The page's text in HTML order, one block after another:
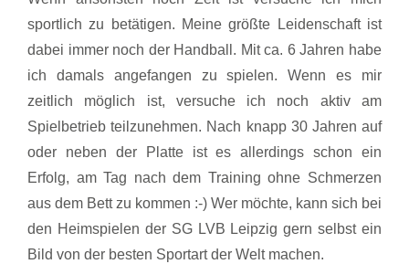
sportlich zu betätigen. Meine größte Leidenschaft ist
dabei immer noch der Handball. Mit ca. 6 Jahren habe
ich damals angefangen zu spielen. Wenn es mir
zeitlich möglich ist, versuche ich noch aktiv am
Spielbetrieb teilzunehmen. Nach knapp 30 Jahren auf
oder neben der Platte ist es allerdings schon ein
Erfolg, am Tag nach dem Training ohne Schmerzen
aus dem Bett zu kommen :-) Wer möchte, kann sich bei
den Heimspielen der SG LVB Leipzig gern selbst ein
Bild von der besten Sportart der Welt machen.